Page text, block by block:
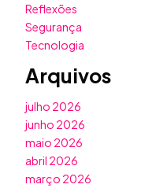
Reflexões
Segurança
Tecnologia
Arquivos
julho 2026
junho 2026
maio 2026
abril 2026
março 2026